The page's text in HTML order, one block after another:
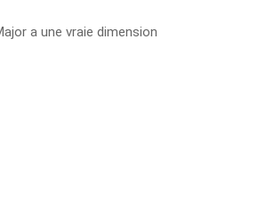
a une vraie dimension